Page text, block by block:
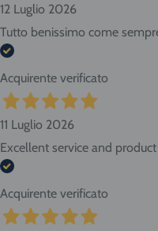
12 Luglio 2026
Tutto benissimo come
Acquirente verificato
11 Luglio 2026
Excellent service and
Acquirente verificato